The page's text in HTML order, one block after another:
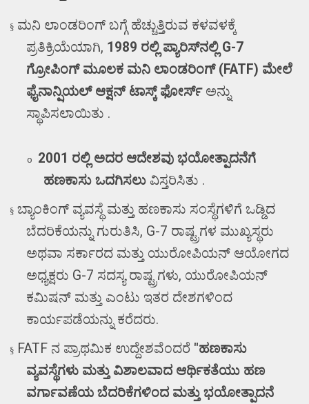
§ ಮನಿ ಲಾಂಡರಿಂಗ್ ಬಗ್ಗೆ ಹೆಚ್ಚುತ್ತಿರುವ ಕಳವಳಕ್ಕೆ
ಪ್ರತಿಕ್ರಿಯೆಯಾಗಿ, 1989 ರಲ್ಲಿ ಪ್ಯಾರಿಸ್‌ನಲ್ಲಿ G-7
ಗ್ರೋಪಿಂಗ್ ಮೂಲಕ ಮನಿ ಲಾಂಡರಿಂಗ್ (FATF) ಮೇಲೆ
ಫೈನಾನ್ಷಿಯಲ್ ಆಕ್ಷನ್ ಟಾಸ್ಕ್ ಫೋರ್ಸ್ ಅನ್ನು
ಸ್ಥಾಪಿಸಲಾಯಿತು .
o 2001 ರಲ್ಲಿ ಅದರ ಆದೇಶವು ಭಯೋತ್ಪಾದನೆಗೆ
ಹಣಕಾಸು ಒದಗಿಸಲು ವಿಸ್ತರಿಸಿತು .
§ ಬ್ಯಾಂಕಿಂಗ್ ವ್ಯವಸ್ಥೆ ಮತ್ತು ಹಣಕಾಸು ಸಂಸ್ಥೆಗಳಿಗೆ ಒಡ್ಡಿದ
ಬೆದರಿಕೆಯನ್ನು ಗುರುತಿಸಿ, G-7 ರಾಷ್ಟ್ರಗಳ ಮುಖ್ಯಸ್ಥರು
ಅಥವಾ ಸರ್ಕಾರದ ಮತ್ತು ಯುರೋಪಿಯನ್ ಆಯೋಗದ
ಅಧ್ಯಕ್ಷರು G-7 ಸದಸ್ಯ ರಾಷ್ಟ್ರಗಳು, ಯುರೋಪಿಯನ್
ಕಮಿಷನ್ ಮತ್ತು ಎಂಟು ಇತರ ದೇಶಗಳಿಂದ
ಕಾರ್ಯಪಡೆಯನ್ನು ಕರೆದರು.
§ FATF ನ ಪ್ರಾಥಮಿಕ ಉದ್ದೇಶವೆಂದರೆ "ಹಣಕಾಸು
ವ್ಯವಸ್ಥೆಗಳು ಮತ್ತು ವಿಶಾಲವಾದ ಆರ್ಥಿಕತೆಯು ಹಣ
ವರ್ಗಾವಣೆಯ ಬೆದರಿಕೆಗಳಿಂದ ಮತ್ತು ಭಯೋತ್ಪಾದನೆ